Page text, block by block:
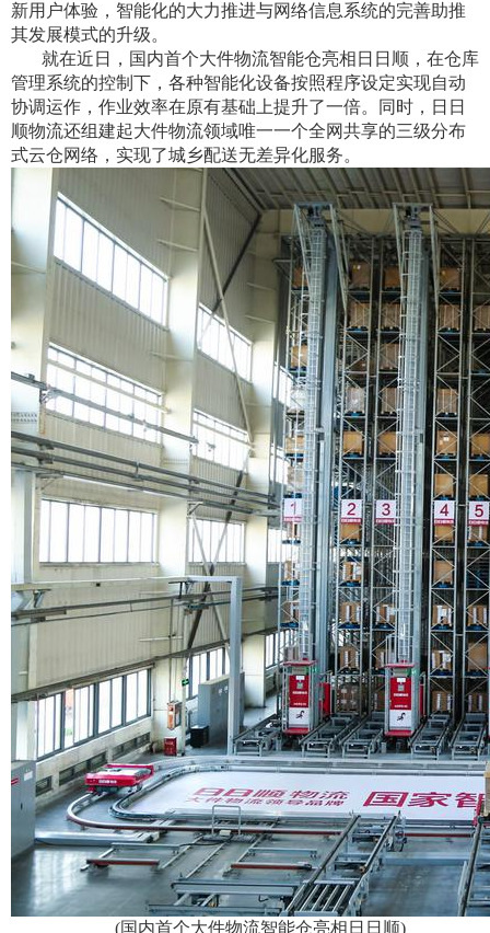
新用户体验，智能化的大力推进与网络信息系统的完善助推
其发展模式的升级。
就在近日，国内首个大件物流智能仓亮相日日顺，在仓库
管理系统的控制下，各种智能化设备按照程序设定实现自动
协调运作，作业效率在原有基础上提升了一倍。同时，日日
顺物流还组建起大件物流领域唯一一个全网共享的三级分布
式云仓网络，实现了城乡配送无差异化服务。
(国内首个大件物流智能仓亮相日日顺)